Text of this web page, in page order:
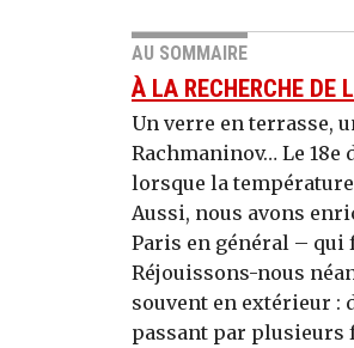
AU SOMMAIRE
À LA RECHERCHE DE
Un verre en terrasse,
Rachmaninov… Le
lorsque la
Aussi, nous avons
Paris en général – qui
Réjouissons-nous
souvent en extérieur :
passant par plusieurs